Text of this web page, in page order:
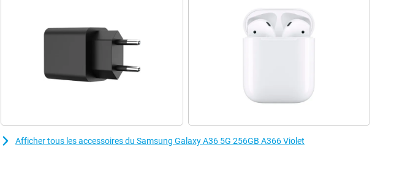
Afficher tous les accessoires du Samsung Galaxy A36 5G 256GB A366 Violet